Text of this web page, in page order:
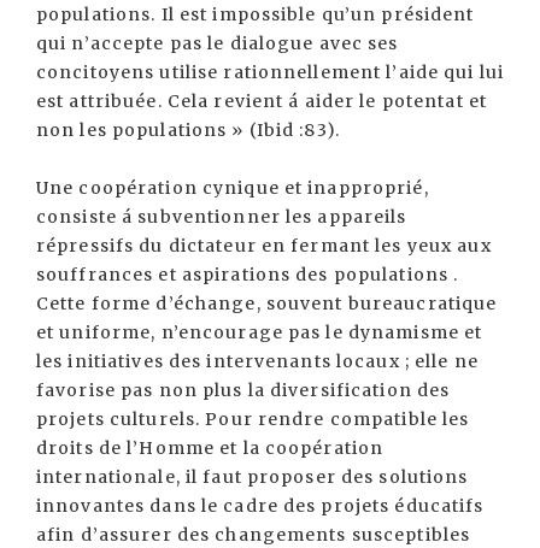
populations. Il est impossible qu’un président
qui n’accepte pas le dialogue avec ses
concitoyens utilise rationnellement l’aide qui lui
est attribuée. Cela revient á aider le potentat et
non les populations » (Ibid :83).
Une coopération cynique et inapproprié,
consiste á subventionner les appareils
répressifs du dictateur en fermant les yeux aux
souffrances et aspirations des populations .
Cette forme d’échange, souvent bureaucratique
et uniforme, n’encourage pas le dynamisme et
les initiatives des intervenants locaux ; elle ne
favorise pas non plus la diversification des
projets culturels. Pour rendre compatible les
droits de l’Homme et la coopération
internationale, il faut proposer des solutions
innovantes dans le cadre des projets éducatifs
afin d’assurer des changements susceptibles